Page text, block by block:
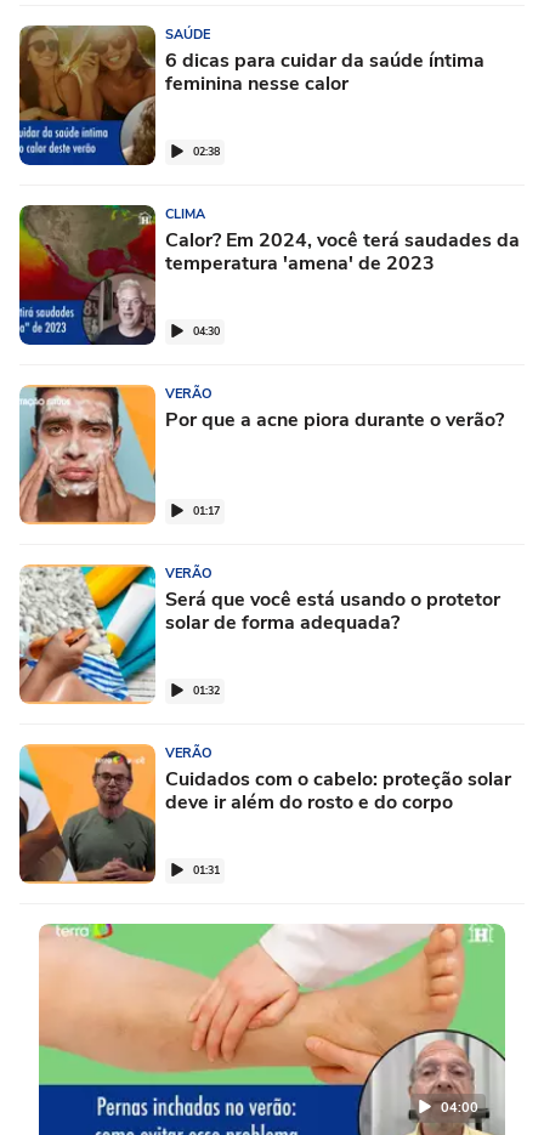
SAÚDE
6 dicas para cuidar da saúde íntima
feminina nesse calor
02:38
CLIMA
Calor? Em 2024, você terá saudades da
temperatura 'amena' de 2023
04:30
VERÃO
Por que a acne piora durante o verão?
01:17
VERÃO
Será que você está usando o protetor
solar de forma adequada?
01:32
VERÃO
Cuidados com o cabelo: proteção solar
deve ir além do rosto e do corpo
01:31
04:00